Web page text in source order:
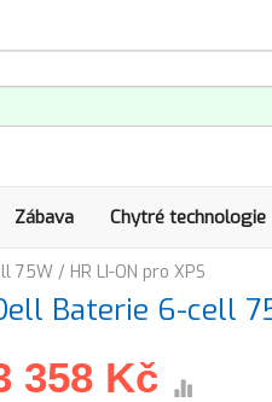
Zábava Chytré technologie
75W / HR LI-ON pro XPS
Baterie 6-cell
358 Kč